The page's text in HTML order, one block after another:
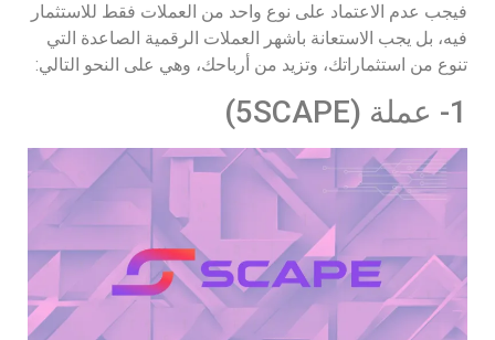
فيجب عدم الاعتماد على نوع واحد من العملات فقط للاستثمار
فيه، بل يجب الاستعانة باشهر العملات الرقمية الصاعدة التي
تنوع من استثماراتك، وتزيد من أرباحك، وهي على النحو التالي:
1- عملة (5SCAPE)